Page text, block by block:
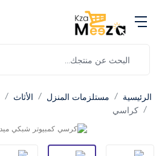
الرئيسية مستلزمات المنزل الأثاث
كراسي